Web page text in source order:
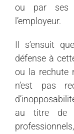
ou par ses
l’employeur.
Il s’ensuit
défense à
ou la rechute
n’est pas
au titre de